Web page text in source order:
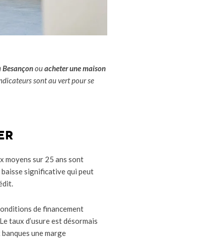
ouacheter une maison
sont au vert pour se
moyens sur 25 ans sont
baisse significative qui peut
de financement
taux d’usure est désormais
une marge